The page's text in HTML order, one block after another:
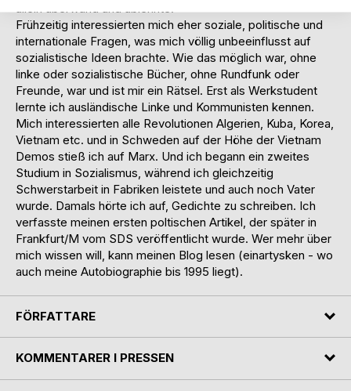
Frühzeitig interessierten mich eher soziale, politische und
internationale Fragen, was mich völlig unbeeinflusst auf
sozialistische Ideen brachte. Wie das möglich war, ohne
linke oder sozialistische Bücher, ohne Rundfunk oder
Freunde, war und ist mir ein Rätsel. Erst als Werkstudent
lernte ich ausländische Linke und Kommunisten kennen.
Mich interessierten alle Revolutionen Algerien, Kuba, Korea,
Vietnam etc. und in Schweden auf der Höhe der Vietnam
Demos stieß ich auf Marx. Und ich begann ein zweites
Studium in Sozialismus, während ich gleichzeitig
Schwerstarbeit in Fabriken leistete und auch noch Vater
wurde. Damals hörte ich auf, Gedichte zu schreiben. Ich
verfasste meinen ersten poltischen Artikel, der später in
Frankfurt/M vom SDS veröffentlicht wurde. Wer mehr über
mich wissen will, kann meinen Blog lesen (einartysken - wo
auch meine Autobiographie bis 1995 liegt).
FÖRFATTARE
KOMMENTARER I PRESSEN